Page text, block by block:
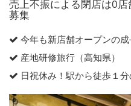
売上不振による閉店は0
募集
今年も新店舗オープンの成
産地研修旅行（高知県）
日祝休み！駅から徒歩１